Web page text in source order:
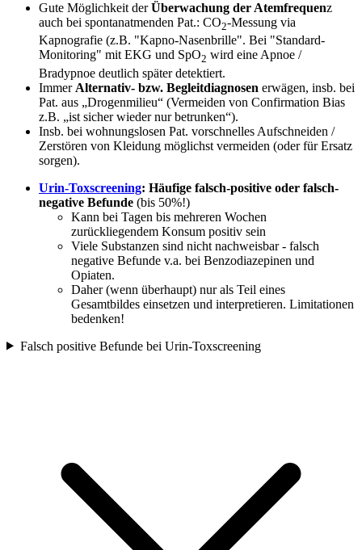
Gute Möglichkeit derÜberwachung der Atemfrequenz
auch bei spontanatmenden Pat.: CO2-Messung via
Kapnografie (z.B. "Kapno-Nasenbrille". Bei "Standard-
Monitoring" mit EKG und SpO2 wird eine Apnoe /
Bradypnoe deutlich später detektiert.
Immer Alternativ- bzw. Begleitdiagnosen erwägen, insb. bei
Pat. aus „Drogenmilieu“ (Vermeiden von Confirmation Bias
z.B. „ist sicher wieder nur betrunken“).
Insb. bei wohnungslosen Pat. vorschnelles Aufschneiden /
Zerstören von Kleidung möglichst vermeiden (oder für Ersatz
sorgen).
Urin-Toxscreening: Häufige falsch-positive oder falsch-
negative Befunde (bis 50%!)
Kann bei Tagen bis mehreren Wochen
zurückliegendem Konsum positiv sein
Viele Substanzen sind nicht nachweisbar - falsch
negative Befunde v.a. bei Benzodiazepinen und
Opiaten.
Daher (wenn überhaupt) nur als Teil eines
Gesamtbildes einsetzen und interpretieren. Limitationen
bedenken!
Falsch positive Befunde bei Urin-Toxscreening